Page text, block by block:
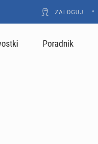
ZALOGUJ •
Poradnik